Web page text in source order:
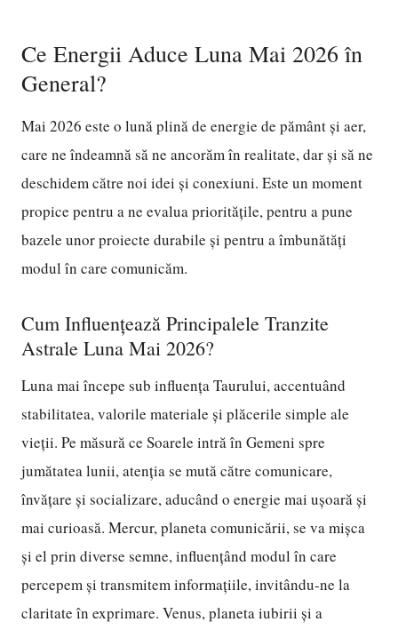
Ce Energii Aduce Luna Mai 2026 în
General?
Mai 2026 este o lună plină de energie de pământ și aer,
care ne îndeamnă să ne ancorăm în realitate, dar și să ne
deschidem către noi idei și conexiuni. Este un moment
propice pentru a ne evalua prioritățile, pentru a pune
bazele unor proiecte durabile și pentru a îmbunătăți
modul în care comunicăm.
Cum Influențează Principalele Tranzite
Astrale Luna Mai 2026?
Luna mai începe sub influența Taurului, accentuând
stabilitatea, valorile materiale și plăcerile simple ale
vieții. Pe măsură ce Soarele intră în Gemeni spre
jumătatea lunii, atenția se mută către comunicare,
învățare și socializare, aducând o energie mai ușoară și
mai curioasă. Mercur, planeta comunicării, se va mișca
și el prin diverse semne, influențând modul în care
percepem și transmitem informațiile, invitându-ne la
claritate în exprimare. Venus, planeta iubirii și a